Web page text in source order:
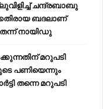
ചന്ദ്രബാബു
ബദലാണ്
നായിഡു
മറുപടി
പണിയെന്നും
തന്നെ മറുപടി